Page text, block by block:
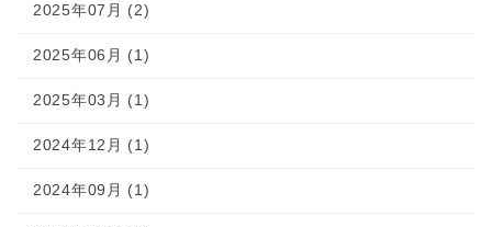
2025年07月 (2)
2025年06月 (1)
2025年03月 (1)
2024年12月 (1)
2024年09月 (1)